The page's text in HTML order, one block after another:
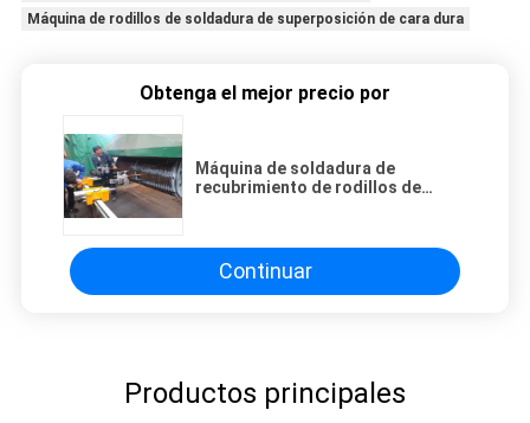
Máquina de rodillos de soldadura de superposición de cara dura
Obtenga el mejor precio por
Máquina de soldadura de
recubrimiento de rodillos de
Continuar
Productos principales